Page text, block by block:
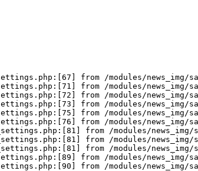
from /modules/
from /modules/
from /modules/
from /modules/
from /modules/
from /modules/
from /modules/
from /modules/
from /modules/
from /modules/
from /modules/